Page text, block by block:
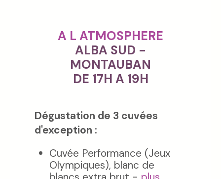
A L ATMOSPHERE
ALBA SUD -
MONTAUBAN
DE 17H A 19H
Dégustation de 3 cuvées
d'exception :
Cuvée Performance (Jeux
Olympiques), blanc de